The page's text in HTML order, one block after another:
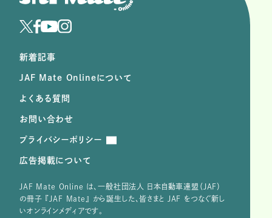
新着記事
JAF Mate Onlineについて
よくある質問
お問い合わせ
プライバシーポリシー
広告掲載について
JAF Mate Online は、⼀般社団法⼈ ⽇本⾃動⾞連盟（JAF）
の冊子 『JAF Mate』 から誕⽣した、皆さまと JAF をつなぐ新し
いオンラインメディアです。